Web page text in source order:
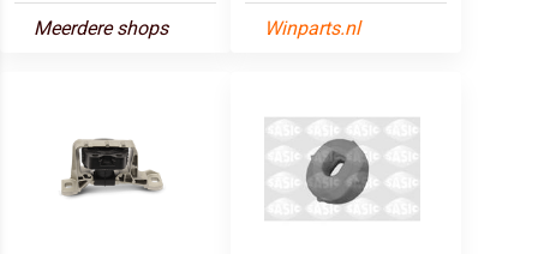
Meerdere shops
Winparts.nl